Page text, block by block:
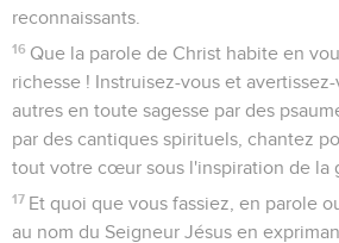
reconnaissants.
16 Que la parole de Christ habite en
richesse ! Instruisez-vous et
autres en toute sagesse par des
par des cantiques spirituels, chantez
tout votre cœur sous l'inspiration de la
17 Et quoi que vous fassiez, en parole
au nom du Seigneur Jésus en